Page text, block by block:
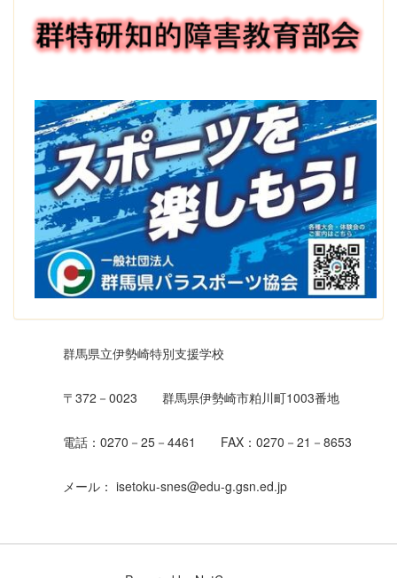
群馬県立伊勢崎特別支援学校
〒372－0023 群馬県伊勢崎市粕川町1003番地
電話：0270－25－4461 FAX：0270－21－8653
メール： isetoku-snes@edu-g.gsn.ed.jp